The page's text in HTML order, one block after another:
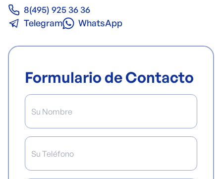
8(495) 925 36 36
Telegram
WhatsApp
Formulario de Contacto